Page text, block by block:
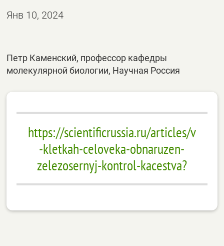
Янв 10, 2024
Петр Каменский, профессор кафедры
молекулярной биологии, Научная Россия
https://scientificrussia.ru/articles/v
-kletkah-celoveka-obnaruzen-
zelezosernyj-kontrol-kacestva?